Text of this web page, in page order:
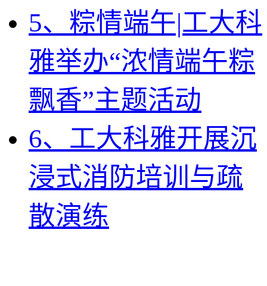
5、粽情端午|工大科
雅举办“浓情端午粽
飘香”主题活动
6、工大科雅开展沉
浸式消防培训与疏
散演练